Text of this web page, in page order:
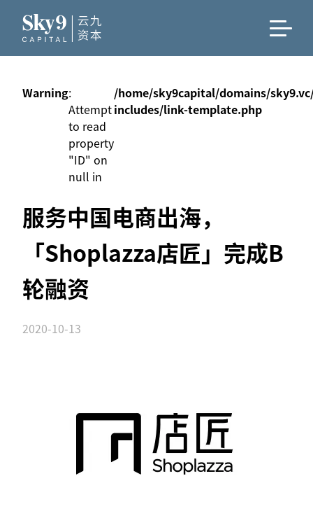
Warning:
Attempt
to read
property
"ID" on
null in
/home/sky9capital/domains/
includes/link-template.php
服务中国电商出海，
「Shoplazza店匠」完成B
轮融资
2020-10-13